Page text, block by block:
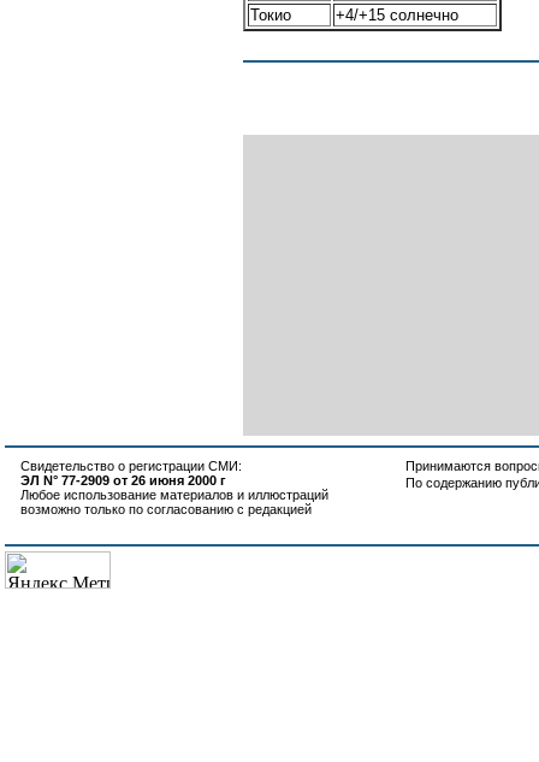
Токио
+4/+15 солнечно
Свидетельство о регистрации СМИ:
ЭЛ N° 77-2909 от 26 июня 2000 г
Любое использование материалов и иллюстраций
возможно только по согласованию с редакцией
Принимаются
По содержанию